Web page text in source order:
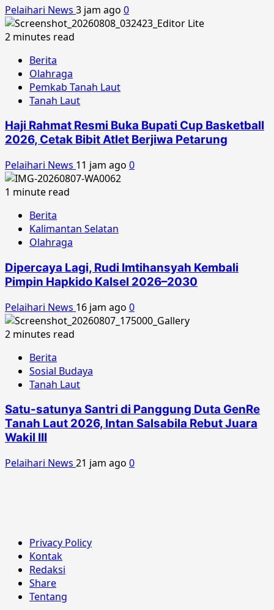
Pelaihari News 3 jam ago 0
2 minutes read
Berita
Olahraga
Pemkab Tanah Laut
Tanah Laut
Haji Rahmat Resmi Buka Bupati Cup Basketball
2026, Cetak Bibit Atlet Berjiwa Petarung
Pelaihari News 11 jam ago 0
1 minute read
Berita
Kalimantan Selatan
Olahraga
Dipercaya Lagi, Rudi Imtihansyah Kembali
Pimpin Hapkido Kalsel 2026–2030
Pelaihari News 16 jam ago 0
2 minutes read
Berita
Sosial Budaya
Tanah Laut
Satu-satunya Santri di Panggung Duta GenRe
Tanah Laut 2026, Intan Salsabila Rebut Juara
Wakil III
Pelaihari News 21 jam ago 0
Privacy Policy
Kontak
Redaksi
Share
Tentang